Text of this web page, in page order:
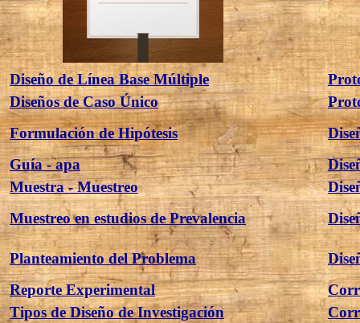
Diseño de Línea Base Múltiple
Diseños de Caso Único
Formulación de Hipótesis
Guía - apa
Muestra - Muestreo
Muestreo en estudios de Prevalencia
Planteamiento del Problema
Reporte Experimental
Tipos de Diseño de Investigación